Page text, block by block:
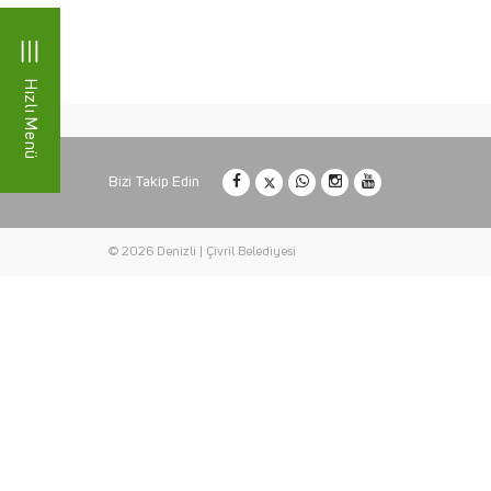
Hızlı Menü
Bizi Takip Edin
© 2026 Denizli | Çivril Belediyesi